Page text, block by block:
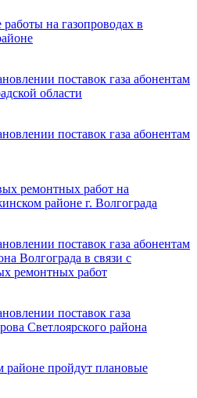
на газопроводах в
поставок газа абонентам
области
поставок газа абонентам
ремонтных работ на
районе г. Волгограда
поставок газа абонентам
Волгограда в связи с
ремонтных работ
поставок газа
Светлоярского района
районе пройдут плановые